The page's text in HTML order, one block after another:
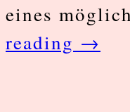
eines
reading Warum
→